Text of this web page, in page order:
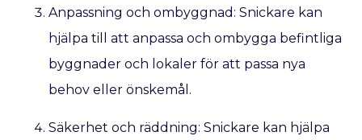
Anpassning och ombyggnad: Snickare kan
hjälpa till att anpassa och ombygga befintliga
byggnader och lokaler för att passa nya
behov eller önskemål.
Säkerhet och räddning: Snickare kan hjälpa